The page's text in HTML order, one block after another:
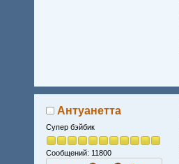
Антуанетта
Супер бэйбик
Сообщений: 11800